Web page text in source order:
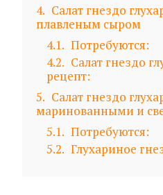
4
Салат гнездо
плавленым сыром
4.1
Потребуются:
4.2
Салат гнездо
рецепт:
5
Салат гнездо
маринованными и
5.1
Потребуются:
5.2
Глухариное